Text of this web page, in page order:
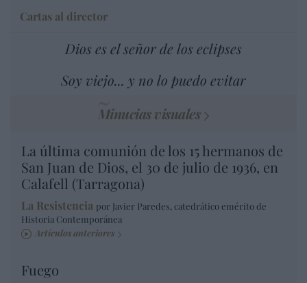
Cartas al director
Dios es el señor de los eclipses
Soy viejo... y no lo puedo evitar
Minucias visuales
La última comunión de los 15 hermanos de
San Juan de Dios, el 30 de julio de 1936, en
Calafell (Tarragona)
La Resistencia por Javier Paredes, catedrático emérito de
Historia Contemporánea
Artículos anteriores
Fuego